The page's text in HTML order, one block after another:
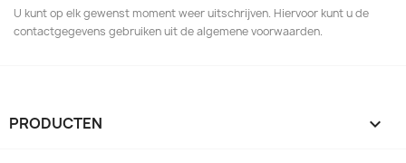
U kunt op elk gewenst moment weer uitschrijven. Hiervoor kunt u de
contactgegevens gebruiken uit de algemene voorwaarden.
PRODUCTEN 